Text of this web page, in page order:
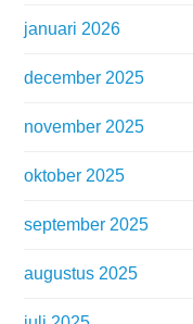
januari 2026
december 2025
november 2025
oktober 2025
september 2025
augustus 2025